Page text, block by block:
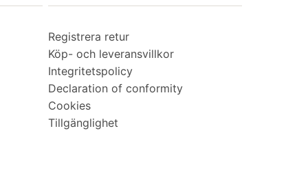
Registrera retur
Köp- och leveransvillkor
Integritetspolicy
Declaration of conformity
Cookies
Tillgänglighet